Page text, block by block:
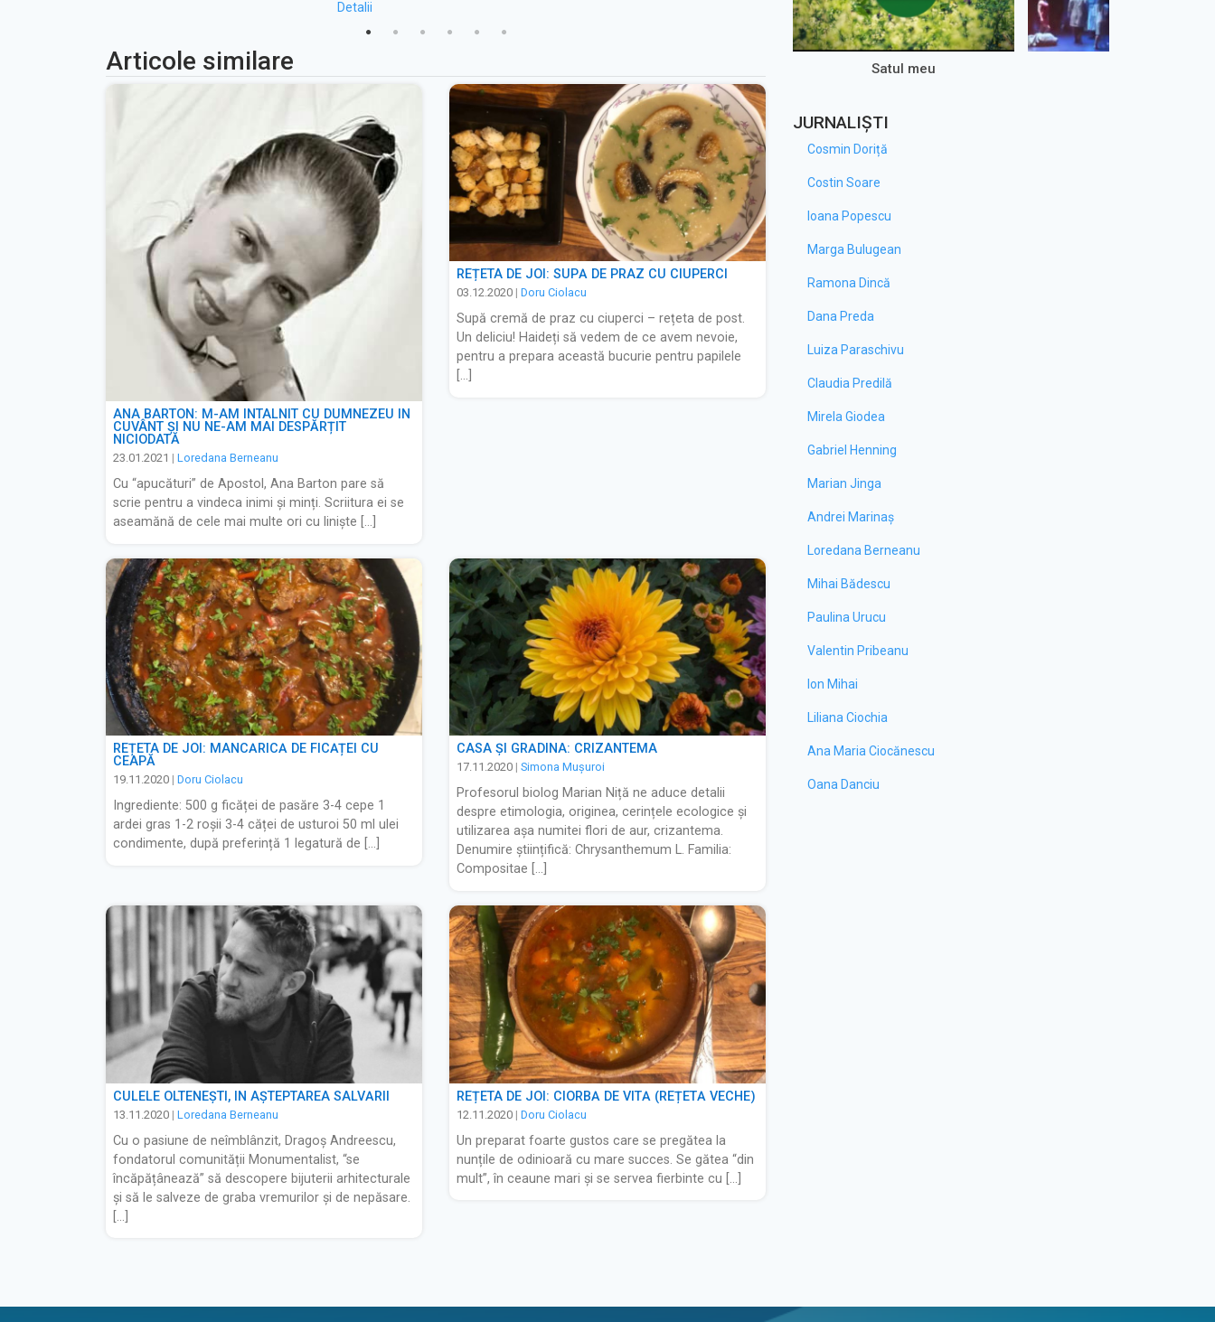
Detalii
Detalii
Detalii
Articole similare
ANA BARTON: M-AM ÎNTÂLNIT CU DUMNEZEU ÎN
CUVÂNT ȘI NU NE-AM MAI DESPĂRȚIT
NICIODATĂ
23.01.2021 | Loredana Berneanu
Cu “apucături” de Apostol, Ana Barton pare să
scrie pentru a vindeca inimi și minți. Scriitura ei se
aseamănă de cele mai multe ori cu liniște […]
REȚETA DE JOI: SUPĂ DE PRAZ CU CIUPERCI
03.12.2020 | Doru Ciolacu
Supă cremă de praz cu ciuperci – rețeta de post.
Un deliciu! Haideți să vedem de ce avem nevoie,
pentru a prepara această bucurie pentru papilele
[…]
REȚETA DE JOI: MÂNCĂRICĂ DE FICĂȚEI CU
CEAPĂ
19.11.2020 | Doru Ciolacu
Ingrediente: 500 g ficăței de pasăre 3-4 cepe 1
ardei gras 1-2 roșii 3-4 căței de usturoi 50 ml ulei
condimente, după preferință 1 legatură de […]
CASA ȘI GRĂDINA: CRIZANTEMA
17.11.2020 | Simona Muşuroi
Profesorul biolog Marian Niță ne aduce detalii
despre etimologia, originea, cerințele ecologice și
utilizarea așa numitei flori de aur, crizantema.
Denumire științifică: Chrysanthemum L. Familia:
Compositae […]
CULELE OLTENEȘTI, ÎN AȘTEPTAREA SALVĂRII
13.11.2020 | Loredana Berneanu
Cu o pasiune de neîmblânzit, Dragoș Andreescu,
fondatorul comunității Monumentalist, “se
încăpățânează” să descopere bijuterii arhitecturale
și să le salveze de graba vremurilor și de nepăsare.
[…]
REȚETA DE JOI: CIORBĂ DE VITĂ (REȚETĂ VECHE)
12.11.2020 | Doru Ciolacu
Un preparat foarte gustos care se pregătea la
nunțile de odinioară cu mare succes. Se gătea “din
mult”, în ceaune mari și se servea fierbinte cu […]
Satul meu
JURNALIȘTI
Cosmin Doriță
Costin Soare
Ioana Popescu
Marga Bulugean
Ramona Dincă
Dana Preda
Luiza Paraschivu
Claudia Predilă
Mirela Giodea
Gabriel Henning
Marian Jinga
Andrei Marinaș
Loredana Berneanu
Mihai Bădescu
Paulina Urucu
Valentin Pribeanu
Ion Mihai
Liliana Ciochia
Ana Maria Ciocănescu
Oana Danciu